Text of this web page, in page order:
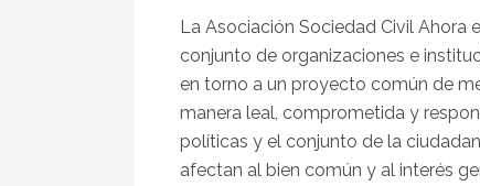
La Asociación Sociedad Civil Ahora
conjunto de organizaciones e
en torno a un proyecto común de
manera leal, comprometida y
políticas y el conjunto de la
afectan al bien común y al interés